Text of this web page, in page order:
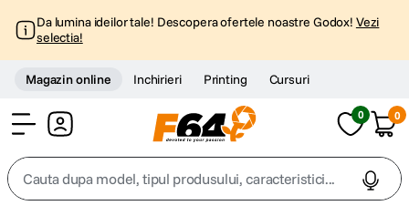
Da lumina ideilor tale! Descopera ofertele noastre Godox! Vezi
selectia!
Magazin online Inchirieri Printing Cursuri
0 0
Cauta dupa model, tipul produsului, caracteristici...